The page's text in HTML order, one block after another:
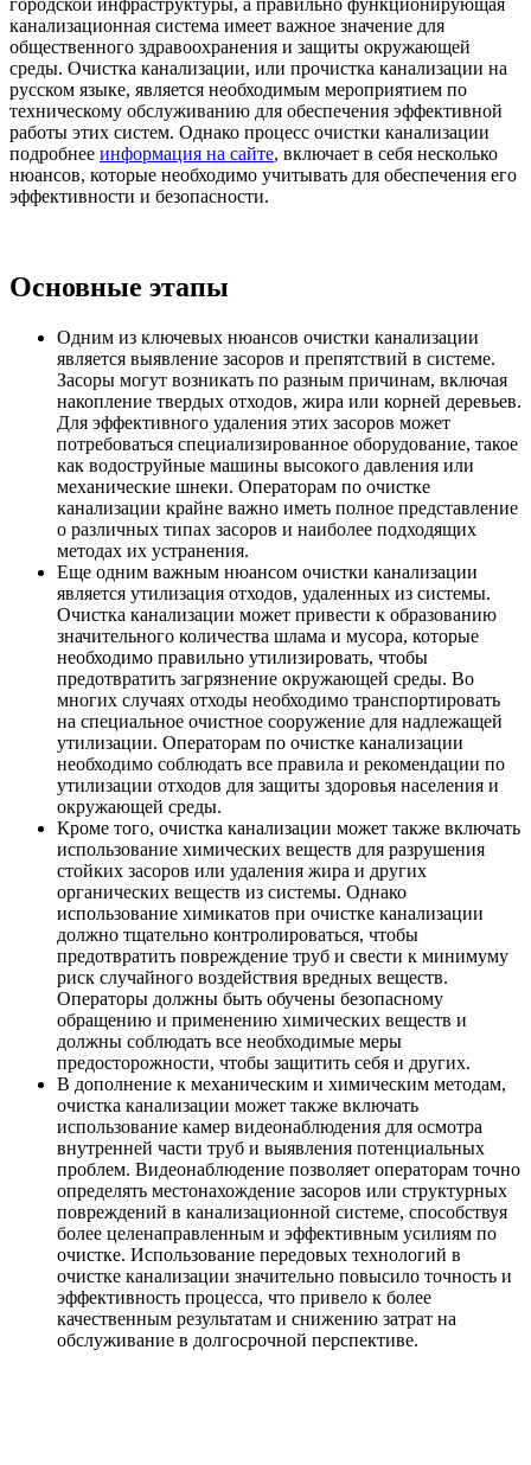
канализационная система имеет важное значение для
общественного здравоохранения и защиты окружающей
среды. Очистка канализации, или прочистка канализации на
русском языке, является необходимым мероприятием по
техническому обслуживанию для обеспечения эффективной
работы этих систем. Однако процесс очистки канализации
подробнее информация на сайте, включает в себя несколько
нюансов, которые необходимо учитывать для обеспечения его
эффективности и безопасности.
Основные этапы
Одним из ключевых нюансов очистки канализации
является выявление засоров и препятствий в системе.
Засоры могут возникать по разным причинам, включая
накопление твердых отходов, жира или корней деревьев.
Для эффективного удаления этих засоров может
потребоваться специализированное оборудование, такое
как водоструйные машины высокого давления или
механические шнеки. Операторам по очистке
канализации крайне важно иметь полное представление
о различных типах засоров и наиболее подходящих
методах их устранения.
Еще одним важным нюансом очистки канализации
является утилизация отходов, удаленных из системы.
Очистка канализации может привести к образованию
значительного количества шлама и мусора, которые
необходимо правильно утилизировать, чтобы
предотвратить загрязнение окружающей среды. Во
многих случаях отходы необходимо транспортировать
на специальное очистное сооружение для надлежащей
утилизации. Операторам по очистке канализации
необходимо соблюдать все правила и рекомендации по
утилизации отходов для защиты здоровья населения и
окружающей среды.
Кроме того, очистка канализации может также включать
использование химических веществ для разрушения
стойких засоров или удаления жира и других
органических веществ из системы. Однако
использование химикатов при очистке канализации
должно тщательно контролироваться, чтобы
предотвратить повреждение труб и свести к минимуму
риск случайного воздействия вредных веществ.
Операторы должны быть обучены безопасному
обращению и применению химических веществ и
должны соблюдать все необходимые меры
предосторожности, чтобы защитить себя и других.
В дополнение к механическим и химическим методам,
очистка канализации может также включать
использование камер видеонаблюдения для осмотра
внутренней части труб и выявления потенциальных
проблем. Видеонаблюдение позволяет операторам точно
определять местонахождение засоров или структурных
повреждений в канализационной системе, способствуя
более целенаправленным и эффективным усилиям по
очистке. Использование передовых технологий в
очистке канализации значительно повысило точность и
эффективность процесса, что привело к более
качественным результатам и снижению затрат на
обслуживание в долгосрочной перспективе.